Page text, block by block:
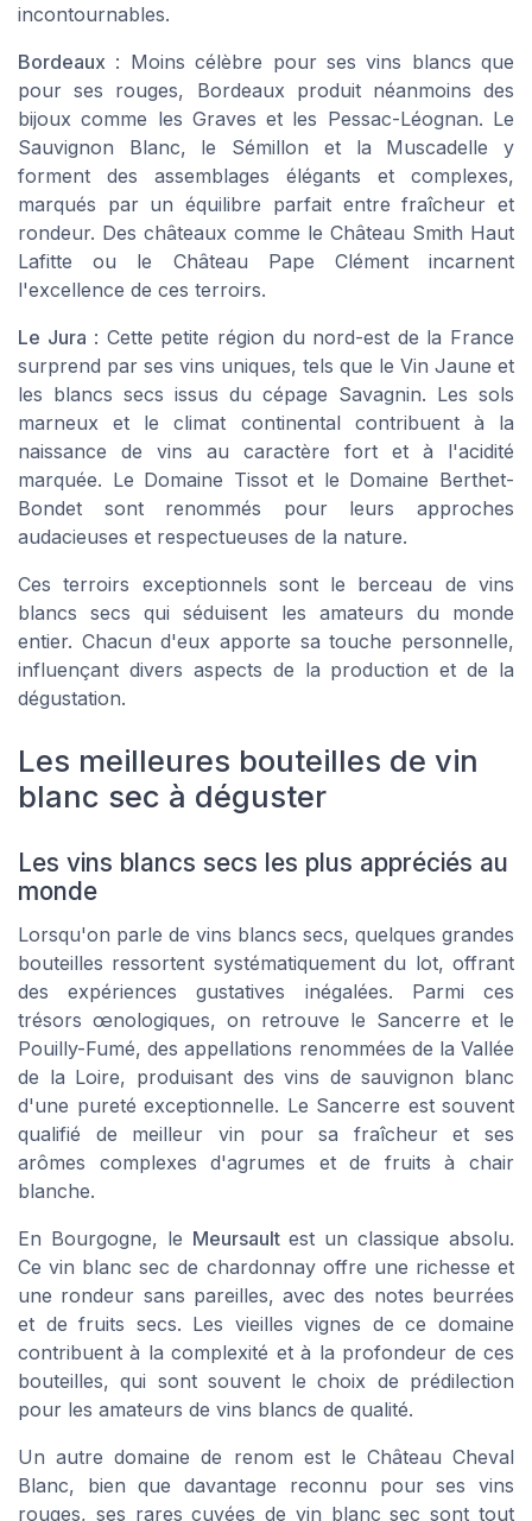
incontournables.
Bordeaux : Moins célèbre pour ses vins blancs que
pour ses rouges, Bordeaux produit néanmoins des
bijoux comme les Graves et les Pessac-Léognan. Le
Sauvignon Blanc, le Sémillon et la Muscadelle y
forment des assemblages élégants et complexes,
marqués par un équilibre parfait entre fraîcheur et
rondeur. Des châteaux comme le Château Smith Haut
Lafitte ou le Château Pape Clément incarnent
l'excellence de ces terroirs.
Le Jura : Cette petite région du nord-est de la France
surprend par ses vins uniques, tels que le Vin Jaune et
les blancs secs issus du cépage Savagnin. Les sols
marneux et le climat continental contribuent à la
naissance de vins au caractère fort et à l'acidité
marquée. Le Domaine Tissot et le Domaine Berthet-
Bondet sont renommés pour leurs approches
audacieuses et respectueuses de la nature.
Ces terroirs exceptionnels sont le berceau de vins
blancs secs qui séduisent les amateurs du monde
entier. Chacun d'eux apporte sa touche personnelle,
influençant divers aspects de la production et de la
dégustation.
Les meilleures bouteilles de vin
blanc sec à déguster
Les vins blancs secs les plus appréciés au
monde
Lorsqu'on parle de vins blancs secs, quelques grandes
bouteilles ressortent systématiquement du lot, offrant
des expériences gustatives inégalées. Parmi ces
trésors œnologiques, on retrouve le Sancerre et le
Pouilly-Fumé, des appellations renommées de la Vallée
de la Loire, produisant des vins de sauvignon blanc
d'une pureté exceptionnelle. Le Sancerre est souvent
qualifié de meilleur vin pour sa fraîcheur et ses
arômes complexes d'agrumes et de fruits à chair
blanche.
En Bourgogne, le Meursaultest un classique absolu.
Ce vin blanc sec de chardonnay offre une richesse et
une rondeur sans pareilles, avec des notes beurrées
et de fruits secs. Les vieilles vignes de ce domaine
contribuent à la complexité et à la profondeur de ces
bouteilles, qui sont souvent le choix de prédilection
pour les amateurs de vins blancs de qualité.
Un autre domaine de renom est le Château Cheval
Blanc, bien que davantage reconnu pour ses vins
rouges, ses rares cuvées de vin blanc sec sont tout